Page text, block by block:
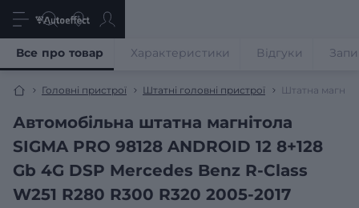
Головні пристрої Штатні головні пристрої Штатна
Автомобільна штатна магнітола
SIGMA PRO 98128 ANDROID 12 8+128
Gb 4G DSP Mercedes Benz R-Class
W251 R280 R300 R320 2005-2017
Все про товар Характеристики Відгуки